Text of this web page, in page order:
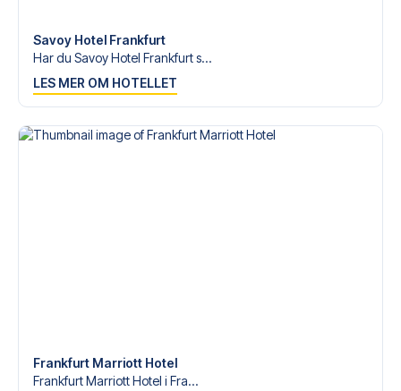
Er du klar for å oppleve Frankfurt på Deutsche Bank Park
mot Freiburg? Kontakt oss idag, og la oss hjelpe deg med
Savoy Hotel Frankfurt
Har du Savoy Hotel Frankfurt s...
LES MER OM HOTELLET
Frankfurt Marriott Hotel
Frankfurt Marriott Hotel i Fra...